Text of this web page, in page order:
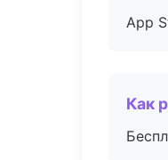
App
Как